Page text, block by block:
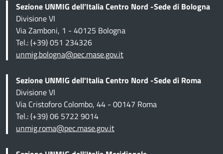
Sezione UNMIG dell’Italia Centro Nord -Sede di Bologna
Divisione VI
Via Zamboni, 1 - 40125 Bologna
Tel.: (+39) 051 234326
unmig.bologna@pec.mase.gov.it
Sezione UNMIG dell'Italia Centro Nord -Sede di Roma
Divisione VI
Via Cristoforo Colombo, 44 - 00147 Roma
Tel.: (+39) 06 5722 9014
unmig.roma@pec.mase.gov.it